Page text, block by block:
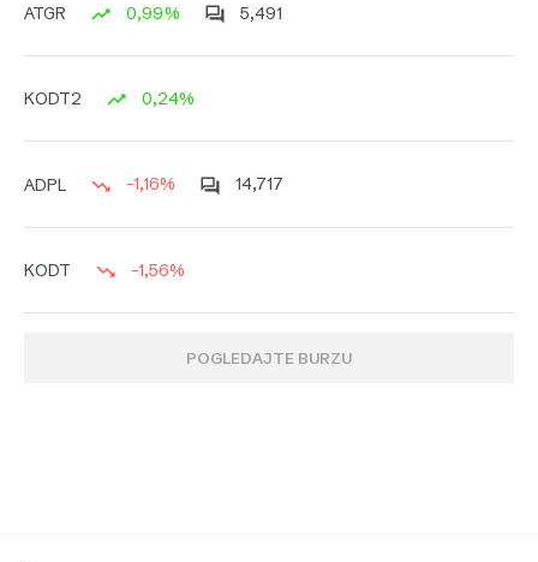
ATGR 0,99% 5,491
KODT2 0,24%
ADPL -1,16% 14,717
KODT -1,56%
POGLEDAJTE BURZU